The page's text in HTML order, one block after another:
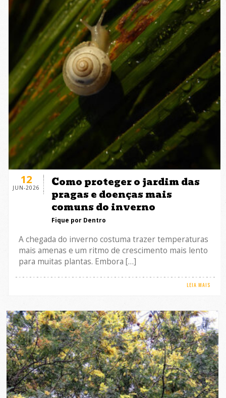
12
JUN-2026
Como proteger o jardim das
pragas e doenças mais
comuns do inverno
Fique por Dentro
A chegada do inverno costuma trazer temperaturas
mais amenas e um ritmo de crescimento mais lento
para muitas plantas. Embora […]
LEIA MAIS